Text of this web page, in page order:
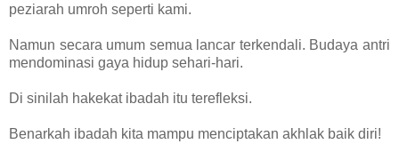
peziarah umroh seperti kami.
Namun secara umum semua lancar terkendali. Budaya antri
mendominasi gaya hidup sehari-hari.
Di sinilah hakekat ibadah itu terefleksi.
Benarkah ibadah kita mampu menciptakan akhlak baik diri!